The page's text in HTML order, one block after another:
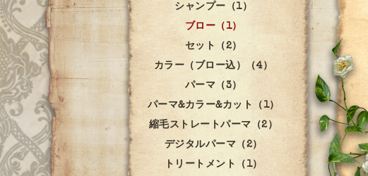
シャンプー（1）
ブロー（1）
セット（2）
カラー（ブロー込）（4）
パーマ（3）
パーマ&カラー&カット（1）
縮毛ストレートパーマ（2）
デジタルパーマ（2）
トリートメント（1）